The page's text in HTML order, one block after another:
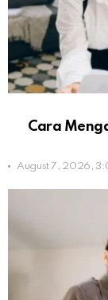
Cara
August 7, 2026,